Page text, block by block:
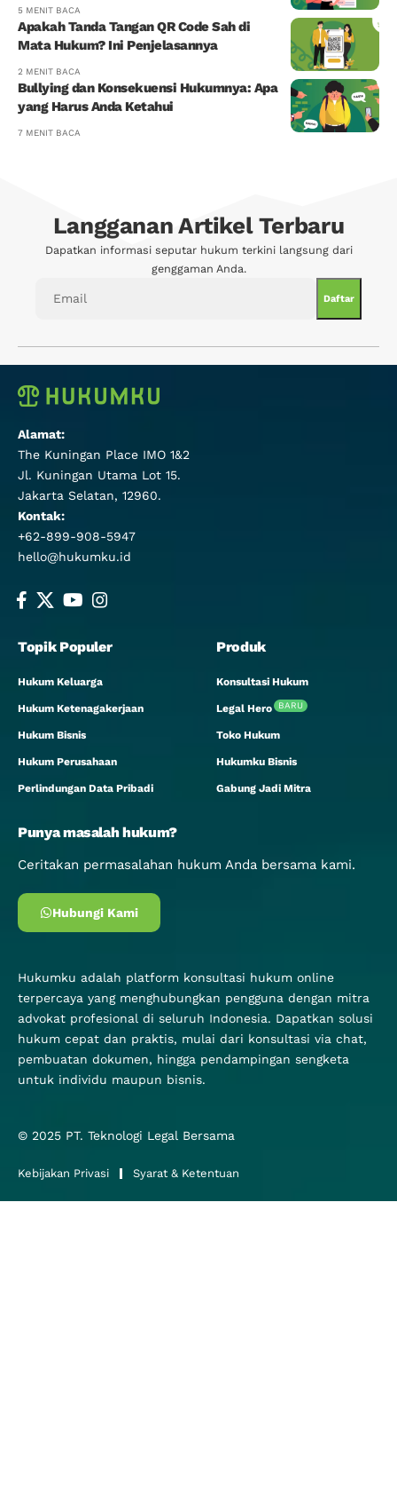
5 MENIT BACA
Apakah Tanda Tangan QR Code Sah di
Mata Hukum? Ini Penjelasannya
2 MENIT BACA
Bullying dan Konsekuensi Hukumnya: Apa
yang Harus Anda Ketahui
7 MENIT BACA
Langganan Artikel Terbaru
Dapatkan informasi seputar hukum terkini langsung dari
genggaman Anda.
Alamat:
The Kuningan Place IMO 1&2
Jl. Kuningan Utama Lot 15.
Jakarta Selatan, 12960.
Kontak:
+62-899-908-5947
hello@hukumku.id
Topik Populer
Hukum Keluarga
Hukum Ketenagakerjaan
Hukum Bisnis
Hukum Perusahaan
Perlindungan Data Pribadi
Produk
Konsultasi Hukum
Legal Hero BARU
Toko Hukum
Hukumku Bisnis
Gabung Jadi Mitra
Punya masalah hukum?
Ceritakan permasalahan hukum Anda bersama kami.
Hubungi Kami
Hukumku adalah platform konsultasi hukum online
terpercaya yang menghubungkan pengguna dengan mitra
advokat profesional di seluruh Indonesia. Dapatkan solusi
hukum cepat dan praktis, mulai dari konsultasi via chat,
pembuatan dokumen, hingga pendampingan sengketa
untuk individu maupun bisnis.
© 2025 PT. Teknologi Legal Bersama
Kebijakan Privasi Syarat & Ketentuan